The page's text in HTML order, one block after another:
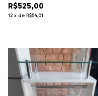
R$525,00
12 x de R$54,01